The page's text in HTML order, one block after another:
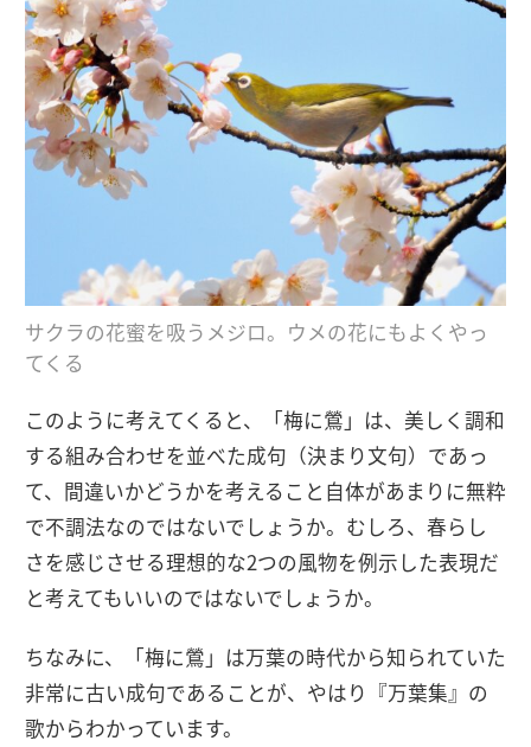
サクラの花蜜を吸うメジロ。ウメの花にもよくやっ
てくる
このように考えてくると、「梅に鶯」は、美しく調和
する組み合わせを並べた成句（決まり文句）であっ
て、間違いかどうかを考えること自体があまりに無粋
で不調法なのではないでしょうか。むしろ、春らし
さを感じさせる理想的な2つの風物を例示した表現だ
と考えてもいいのではないでしょうか。
ちなみに、「梅に鶯」は万葉の時代から知られていた
非常に古い成句であることが、やはり『万葉集』の
歌からわかっています。